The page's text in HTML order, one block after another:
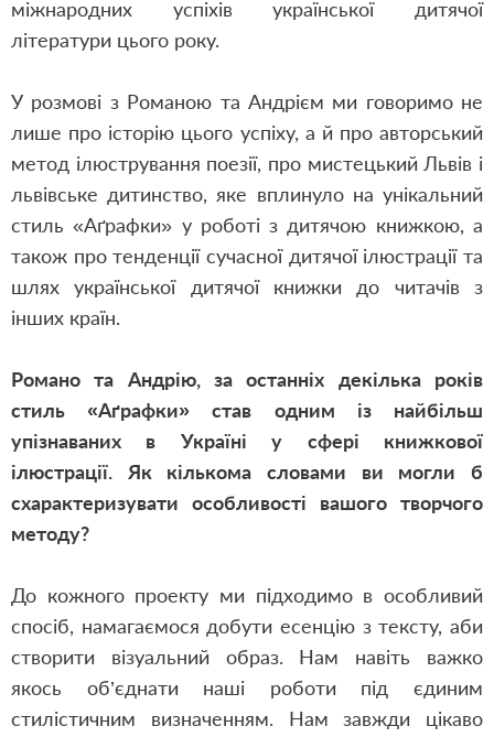
міжнародних успіхів української дитячої
літератури цього року.
У розмові з Романою та Андрієм ми говоримо не
лише про історію цього успіху, а й про авторський
метод ілюстрування поезії, про мистецький Львів і
львівське дитинство, яке вплинуло на унікальний
стиль «Аґрафки» у роботі з дитячою книжкою, а
також про тенденції сучасної дитячої ілюстрації та
шлях української дитячої книжки до читачів з
інших країн.
Романо та Андрію, за останніх декілька років
стиль «Аґрафки» став одним із найбільш
упізнаваних в Україні у сфері книжкової
ілюстрації. Як кількома словами ви могли б
схарактеризувати особливості вашого творчого
методу?
До кожного проекту ми підходимо в особливий
спосіб, намагаємося добути есенцію з тексту, аби
створити візуальний образ. Нам навіть важко
якось об’єднати наші роботи під єдиним
стилістичним визначенням. Нам завжди цікаво